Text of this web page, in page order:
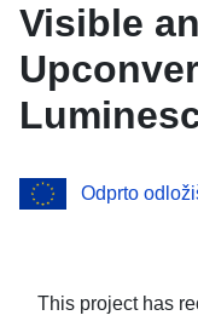
Visible
and
Odprto
This project has